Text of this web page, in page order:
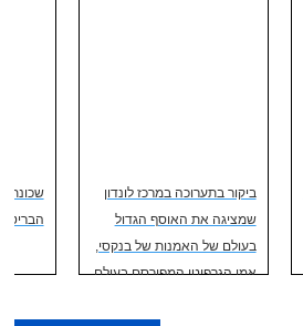
ביקור בתערוכה במרכז לונדון
שמציגה את האוסף הגדול
בעולם של האמנות של בנקסי,
אמן הגרפיטי המפורסם בעולם
שכונת